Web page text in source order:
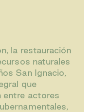
la restauración
naturales
San Ignacio,
que
entre actores